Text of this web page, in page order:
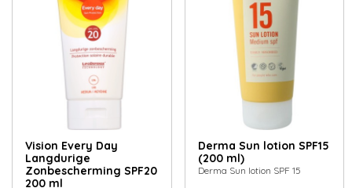
Vision Every Day
Langdurige
Zonbescherming SPF20
200 ml
Derma Sun lotion SPF15
(200 ml)
Derma Sun lotion SPF 15